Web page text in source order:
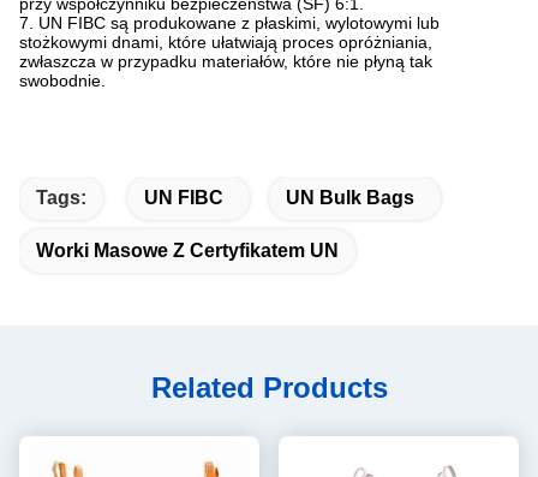
7. UN FIBC są produkowane z płaskimi, wylotowymi lub
stożkowymi dnami, które ułatwiają proces opróżniania,
zwłaszcza w przypadku materiałów, które nie płyną tak
swobodnie.
Tags: UN FIBC UN Bulk Bags
Worki Masowe Z Certyfikatem UN
Related Products